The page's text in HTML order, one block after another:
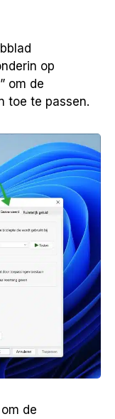
op
om de
toe te passen.
de